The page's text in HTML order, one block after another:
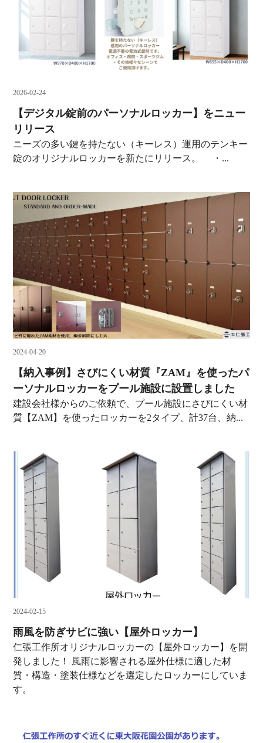
2026-02-24
【デジタル錠前のパーソナルロッカー】をニュー
リリース
ニーズの多い鍵を持たない（キーレス）運用のテンキー
錠のオリジナルロッカーを新たにリリース。 ・...
2024-04-20
【納入事例】さびにくい材質『ZAM』を使ったパ
ーソナルロッカーをプール施設に設置しました
建設会社様からのご依頼で、プール施設にさびにくい材
質【ZAM】を使ったロッカーを2タイプ、計37台、納...
2024-02-15
雨風を防ぎサビに強い【屋外ロッカー】
仁張工作所オリジナルロッカーの【屋外ロッカー】を開
発しました！ 風雨に影響される屋外仕様に適した材
質・構造・塗装仕様などを選定したロッカーにしていま
す。